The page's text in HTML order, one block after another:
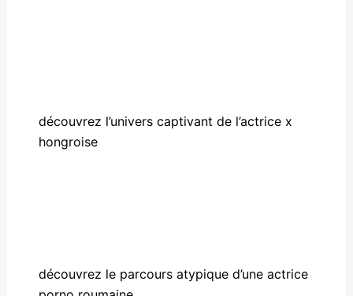
découvrez l’univers captivant de l’actrice x
hongroise
découvrez le parcours atypique d’une actrice